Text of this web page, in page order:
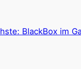
BlackBox im